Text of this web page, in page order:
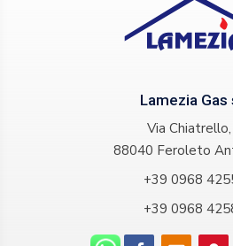
Lamezia Gas
Via
88040 Feroleto
+39 0968
+39 0968